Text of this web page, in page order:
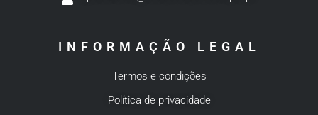
INFORMAÇÃO LEGAL
Termos e condições
Política de privacidade